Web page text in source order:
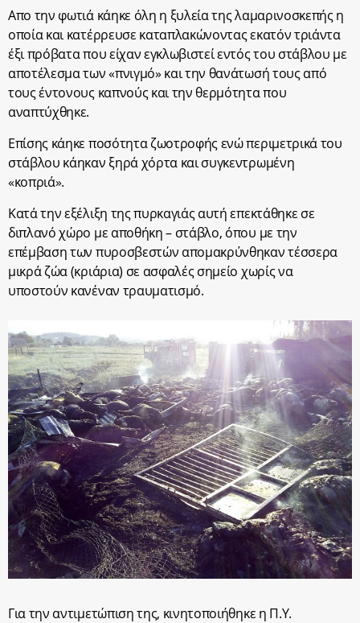
Απο την φωτιά κάηκε όλη η ξυλεία της λαμαρινοσκεπής η
οποία και κατέρρευσε καταπλακώνοντας εκατόν τριάντα
έξι πρόβατα που είχαν εγκλωβιστεί εντός του στάβλου με
αποτέλεσμα των «πνιγμό» και την θανάτωσή τους από
τους έντονους καπνούς και την θερμότητα που
αναπτύχθηκε.
Επίσης κάηκε ποσότητα ζωοτροφής ενώ περιμετρικά του
στάβλου κάηκαν ξηρά χόρτα και συγκεντρωμένη
«κοπριά».
Κατά την εξέλιξη της πυρκαγιάς αυτή επεκτάθηκε σε
διπλανό χώρο με αποθήκη – στάβλο, όπου με την
επέμβαση των πυροσβεστών απομακρύνθηκαν τέσσερα
μικρά ζώα (κριάρια) σε ασφαλές σημείο χωρίς να
υποστούν κανέναν τραυματισμό.
Για την αντιμετώπιση της, κινητοποιήθηκε η Π.Υ.